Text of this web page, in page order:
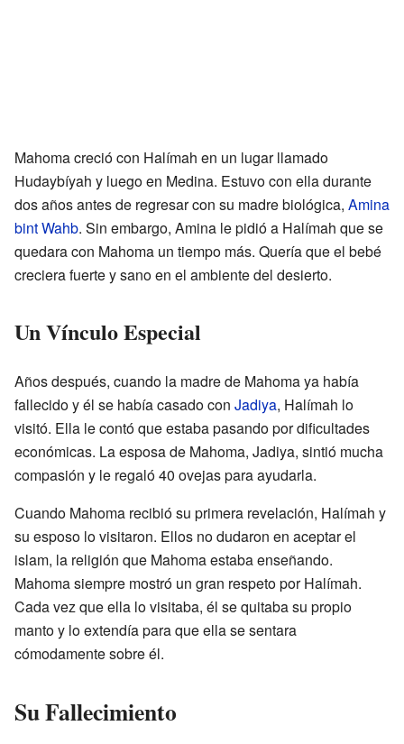
Mahoma creció con Halímah en un lugar llamado
Hudaybíyah y luego en Medina. Estuvo con ella durante
dos años antes de regresar con su madre biológica, Amina
bint Wahb. Sin embargo, Amina le pidió a Halímah que se
quedara con Mahoma un tiempo más. Quería que el bebé
creciera fuerte y sano en el ambiente del desierto.
Un Vínculo Especial
Años después, cuando la madre de Mahoma ya había
fallecido y él se había casado con Jadiya, Halímah lo
visitó. Ella le contó que estaba pasando por dificultades
económicas. La esposa de Mahoma, Jadiya, sintió mucha
compasión y le regaló 40 ovejas para ayudarla.
Cuando Mahoma recibió su primera revelación, Halímah y
su esposo lo visitaron. Ellos no dudaron en aceptar el
islam, la religión que Mahoma estaba enseñando.
Mahoma siempre mostró un gran respeto por Halímah.
Cada vez que ella lo visitaba, él se quitaba su propio
manto y lo extendía para que ella se sentara
cómodamente sobre él.
Su Fallecimiento